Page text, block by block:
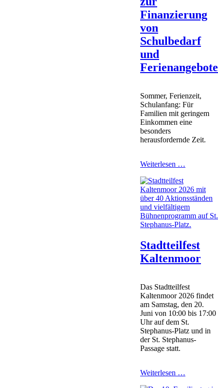
Finanzierung
von
Schulbedarf
und
Sommer, Ferienzeit,
Schulanfang: Für
Familien mit geringem
Einkommen eine
besonders
herausfordernde Zeit.
Weiterlesen …
zur
von
und
Stadtteilfest
Kaltenmoor
Das Stadtteilfest
Kaltenmoor 2026 findet
am Samstag, den 20.
Juni von 10:00 bis 17:00
Uhr auf dem St.
Stephanus-Platz und in
der St. Stephanus-
Passage statt.
Weiterlesen …